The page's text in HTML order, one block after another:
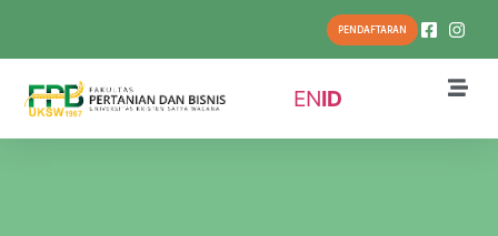
PENDAFTARAN
ENID